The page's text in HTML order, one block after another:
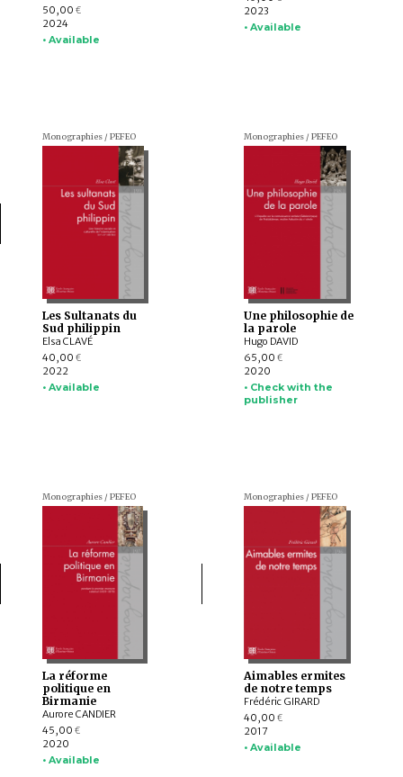
50,00 €
2024
• Available
2023
• Available
Monographies / PEFEO
Les Sultanats du
Sud philippin
Elsa CLAVÉ
40,00 €
2022
• Available
Monographies / PEFEO
Une philosophie de
la parole
Hugo DAVID
65,00 €
2020
• Check with the
publisher
Monographies / PEFEO
La réforme
politique en
Birmanie
Aurore CANDIER
45,00 €
2020
• Available
Monographies / PEFEO
Aimables ermites
de notre temps
Frédéric GIRARD
40,00 €
2017
• Available